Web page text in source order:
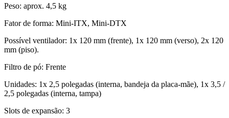
Peso: aprox. 4,5 kg
Fator de forma: Mini-ITX, Mini-DTX
Possível ventilador: 1x 120 mm (frente), 1x 120 mm (verso), 2x 120
mm (piso).
Filtro de pó: Frente
Unidades: 1x 2,5 polegadas (interna, bandeja da placa-mãe), 1x 3,5 /
2,5 polegadas (interna, tampa)
Slots de expansão: 3